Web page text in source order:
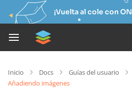
¡Vuelta al cole con
Inicio Docs Guías del usuario
Añadiendo imágenes